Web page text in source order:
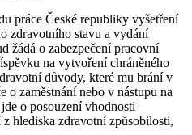
práce České republiky vyšetření
zdravotního stavu a vydání
žádá o zabezpečení pracovní
na vytvoření chráněného
důvody, které mu brání v
o zaměstnání nebo v nástupu na
o posouzení vhodnosti
z hlediska zdravotní způsobilosti,